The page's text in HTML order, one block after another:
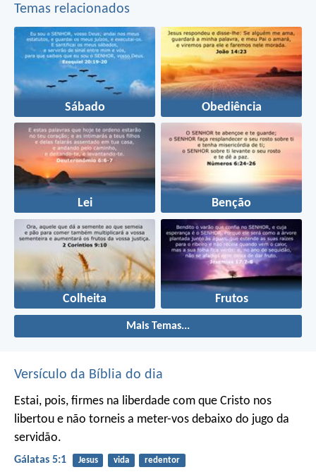
Temas relacionados
Sábado Obediência
Lei Benção
Colheita Frutos
Mais Temas...
Versículo da Bíblia do dia
Estai, pois, firmes na liberdade com que Cristo nos
libertou e não torneis a meter-vos debaixo do jugo da
servidão.
Gálatas 5:1 Jesus vida redentor